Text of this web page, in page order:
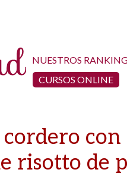
NUESTROS
CURSOS ONLINE
risotto de